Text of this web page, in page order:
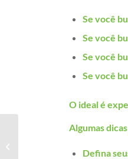
Se você
Se você
Se você
Se você
O ideal é
Algumas
Defina
Qual é o principal